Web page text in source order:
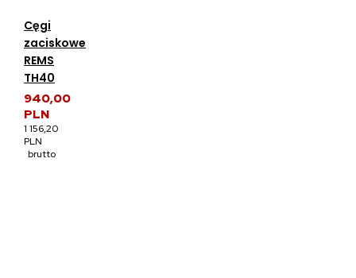
Cęgi
zaciskowe
REMS
TH40
940,00
PLN
1 156,20
PLN